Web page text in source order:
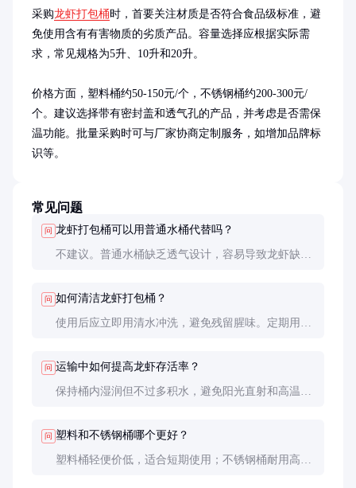
采购龙虾打包桶时，首要关注材质是否符合食品级标准，避
免使用含有有害物质的劣质产品。容量选择应根据实际需
求，常见规格为5升、10升和20升。
价格方面，塑料桶约50-150元/个，不锈钢桶约200-300元/
个。建议选择带有密封盖和透气孔的产品，并考虑是否需保
温功能。批量采购时可与厂家协商定制服务，如增加品牌标
识等。
常见问题
问 龙虾打包桶可以用普通水桶代替吗？
不建议。普通水桶缺乏透气设计，容易导致龙虾缺氧
问 如何清洁龙虾打包桶？
使用后应立即用清水冲洗，避免残留腥味。定期用食
问 运输中如何提高龙虾存活率？
保持桶内湿润但不过多积水，避免阳光直射和高温环
问 塑料和不锈钢桶哪个更好？
塑料桶轻便价低，适合短期使用；不锈钢桶耐用高